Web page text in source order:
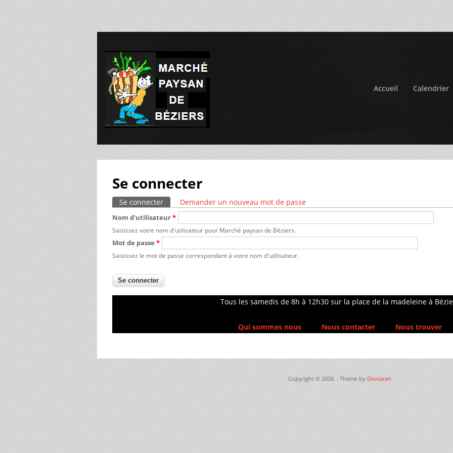
Accueil Calendrier
Se connecter
Onglets principaux
Se connecter (onglet actif)
Demander un nouveau mot de passe
Nom d'utilisateur*
Saisissez votre nom d'utilisateur pour Marché paysan de Béziers.
Mot de passe *
Saisissez le mot de passe correspondant à votre nom d'utilisateur.
Tous les samedis de 8h à 12h30 sur la place de la madeleine à
Qui sommes nous Nous contacter Nous trouver
Copyright © 2026, . Theme by Devsaran